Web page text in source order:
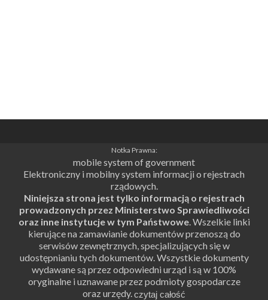
Notka Prawna:
mobile system of government
Elektroniczny i mobilny system informacji o rejestrach
rządowych.
Niniejsza strona jest tylko informacją o rejestrach
prowadzonych przez Ministerstwo Sprawiedliwości
oraz inne instytucje w tym Państwowe. Wszelkie linki
kierujące na zamawianie dokumentów przenoszą do
serwisów zewnętrznych, specjalizujących się w
udostępnianiu tych dokumentów. Wszystkie dokumenty
wydawane są przez odpowiedni urząd i są w 100%
oryginalne i uznawane przez podmioty gospodarcze
oraz urzędy.